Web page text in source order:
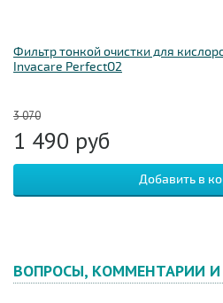
Фильтр тонкой очистки для
Invacare PerfectO2
3 070
1 490 руб
ВОПРОСЫ, КОММЕНТАРИИ